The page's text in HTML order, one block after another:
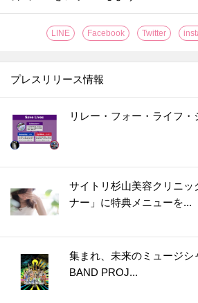
LINE Facebook Twitter
プレスリリース情報
リレー・フォー・ライフ・
サイトリ杉山美容クリニッ
ナー」に特典メニューを...
集まれ、未来のミュージシ
BAND PROJ...